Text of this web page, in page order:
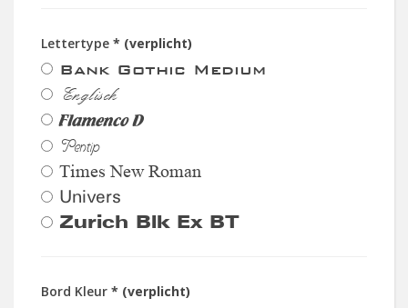
Lettertype * (verplicht)
Bank Gothic Medium
Englisch
Flamenco D
Pentip
Times New Roman
Univers
Zurich Blk Ex BT
Bord Kleur * (verplicht)